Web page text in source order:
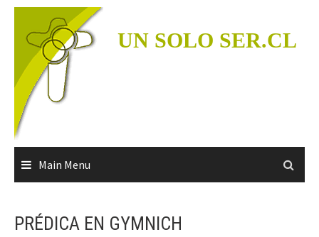
Skip
content
UN SOLO SER.CL
Main Menu
PRÉDICA EN GYMNICH